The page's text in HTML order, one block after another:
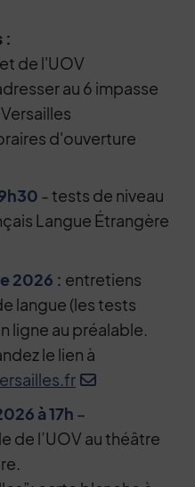
:
de l'UOV
au 6 impasse
d'ouverture
- tests de niveau
Langue Étrangère
2026 : entretiens
langue (les tests
ligne au préalable.
le lien à
à 17h –
de l’UOV au théâtre